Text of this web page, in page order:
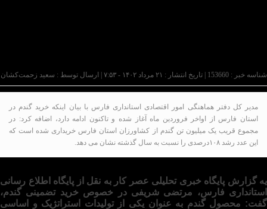
شناسه خبر : 153660 | تاریخ انتشار : ۲۱ مرداد ۱۴۰۲ - ۷:۵۳ | ارسال توسط : سعید زحمت‌کشان
مدیر کل دفتر هماهنگی امور اقتصادی استانداری فارس با بیان اینکه خرید گندم در
استان فارس از اواخر فروردین ماه آغاز شده و تاکنون ادامه دارد، اضافه کرد: در
مجموع قریب یک میلیون تن گندم از کشاورزان استان فارس خریداری شده است که
این عدد رشد ۱۰۸درصدی را نسبت به سال گذشته نشان می دهد.
یه گزارش پایگاه خبری تحلیلی عصر کار به نقل از پایگاه اطلاع رسانی
استانداری فارس، مرتضی شریفی در خصوص خرید تضمینی گندم،
گفت: محصول گندم به عنوان یکی از تولیدات استراتژیک و اساسی